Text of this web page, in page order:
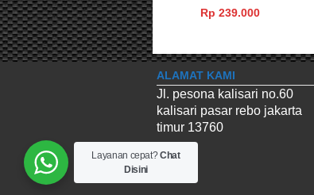
CAILIANG
Rp 239.000
ALAMAT KAMI
Jl. pesona kalisari no.60
kalisari pasar rebo jakarta
timur 13760
Layanan cepat?Chat
Disini